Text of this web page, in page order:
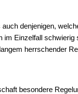
denjenigen,
Einzelfall
herrschender
besondere